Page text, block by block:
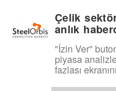
Çelik
anlık
"İzin Ver"
piyasa
fazlası